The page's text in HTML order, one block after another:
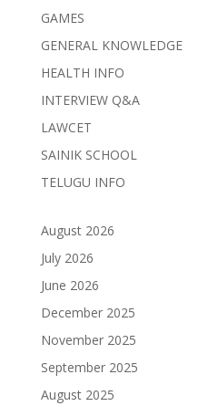
GAMES
GENERAL KNOWLEDGE
HEALTH INFO
INTERVIEW Q&A
LAWCET
SAINIK SCHOOL
TELUGU INFO
August 2026
July 2026
June 2026
December 2025
November 2025
September 2025
August 2025